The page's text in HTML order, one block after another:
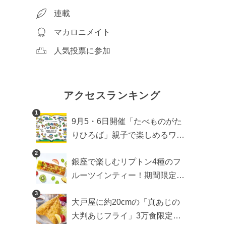
連載
マカロニメイト
人気投票に参加
アクセスランキング
1
9月5・6日開催「たべものがた
りひろば」親子で楽しめるワー
ーなどをご紹介
2
銀座で楽しむリプトン4種のフ
ルーツインティー！期間限定キ
3
大戸屋に約20cmの「真あじの
大判あじフライ」3万食限定で